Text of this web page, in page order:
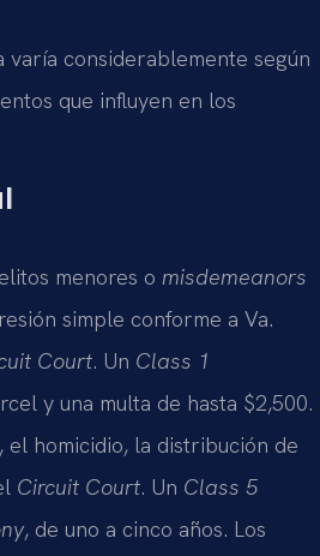
considerablemente según
que influyen en los
menores o misdemeanors
simple conforme a Va.
Court. Un Class 1
y una multa de hasta $2,500.
el homicidio, la distribución de
Circuit Court. Un Class 5
, de uno a cinco años. Los